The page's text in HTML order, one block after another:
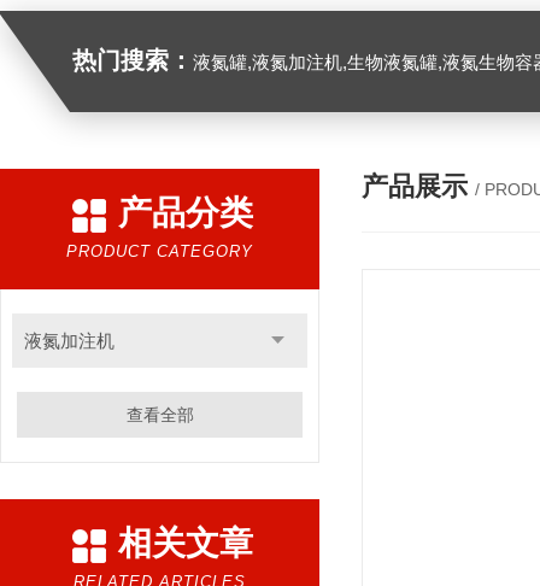
热门搜索： 液氮罐,液氮加注机,生物液氮罐,液氮生物容器,
产品分类
PRODUCT CATEGORY
液氮加注机
查看全部
相关文章
RELATED ARTICLES
产品展示 /